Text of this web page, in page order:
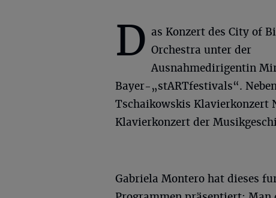
D as Konzert des City of
Orchestra unter der
Ausnahmedirigentin
Bayer-„stARTfestivals“.
Tschaikowskis Klavierkonzert
Klavierkonzert der
Gabriela Montero hat dieses